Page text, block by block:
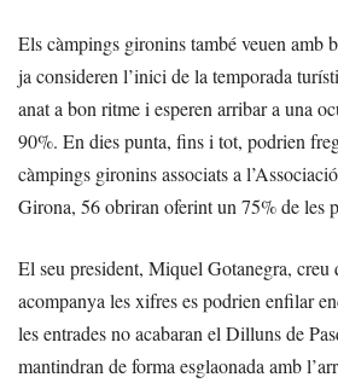
Els càmpings gironins també veuen amb
ja consideren l’inici de la temporada
anat a bon ritme i esperen arribar a una
90%. En dies punta, fins i tot, podrien
càmpings gironins associats a
Girona, 56 obriran oferint un 75% de les
El seu president, Miquel Gotanegra, creu
acompanya les xifres es podrien enfilar
les entrades no acabaran el Dilluns de
mantindran de forma esglaonada amb